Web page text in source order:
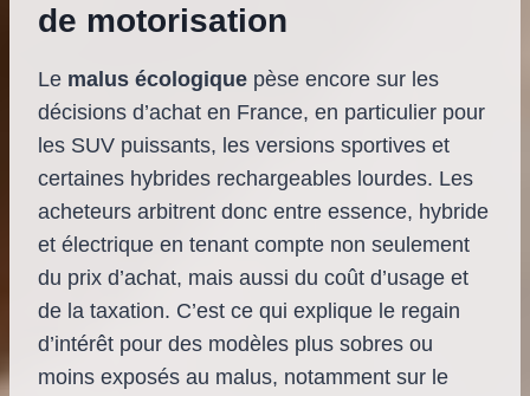
de motorisation
Le malus écologique pèse encore sur les
décisions d’achat en France, en particulier pour
les SUV puissants, les versions sportives et
certaines hybrides rechargeables lourdes. Les
acheteurs arbitrent donc entre essence, hybride
et électrique en tenant compte non seulement
du prix d’achat, mais aussi du coût d’usage et
de la taxation. C’est ce qui explique le regain
d’intérêt pour des modèles plus sobres ou
moins exposés au malus, notamment sur le